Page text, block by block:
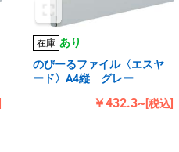
在庫 あり
のびーるファイル〈エスヤ
ード〉A4縦 グレー
￥432.3~[税込]